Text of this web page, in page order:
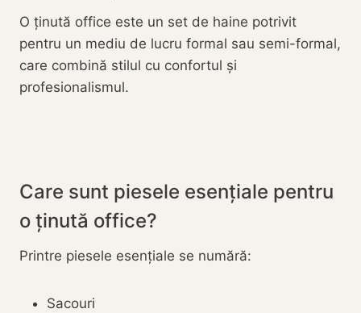
O ținută office este un set de haine potrivit
pentru un mediu de lucru formal sau semi-formal,
care combină stilul cu confortul și
profesionalismul.
Care sunt piesele esențiale pentru
o ținută office?
Printre piesele esențiale se numără:
Sacouri